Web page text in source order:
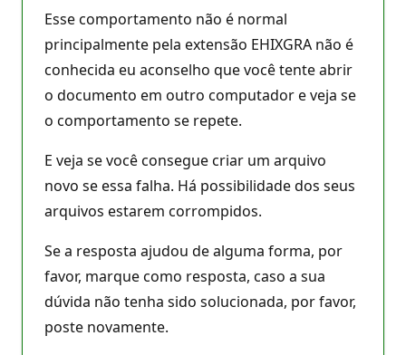
Esse comportamento não é normal
principalmente pela extensão EHIXGRA não é
conhecida eu aconselho que você tente abrir
o documento em outro computador e veja se
o comportamento se repete.
E veja se você consegue criar um arquivo
novo se essa falha. Há possibilidade dos seus
arquivos estarem corrompidos.
Se a resposta ajudou de alguma forma, por
favor, marque como resposta, caso a sua
dúvida não tenha sido solucionada, por favor,
poste novamente.